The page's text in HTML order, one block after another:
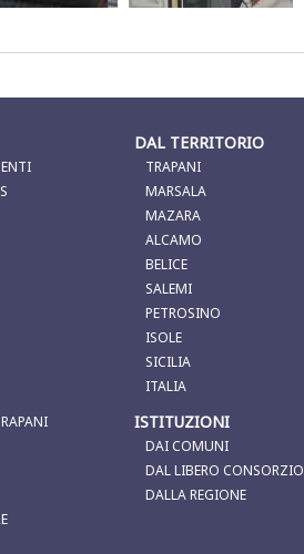
DAL TERRITORIO
TRAPANI
MARSALA
MAZARA
ALCAMO
BELICE
SALEMI
PETROSINO
ISOLE
SICILIA
ITALIA
ISTITUZIONI
DAI COMUNI
DAL LIBERO CONSORZIO
DALLA REGIONE